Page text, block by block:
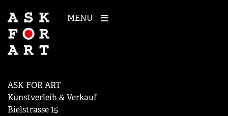
MENU
ASK FOR ART
Kunstverleih & Verkauf
Bielstrasse 15